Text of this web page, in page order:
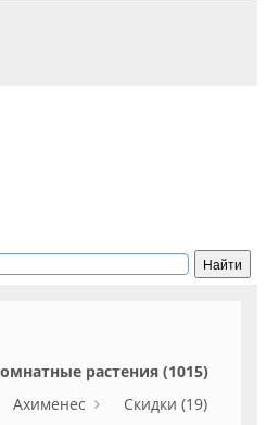
растения (1015)
Ахименес
Скидки (19)